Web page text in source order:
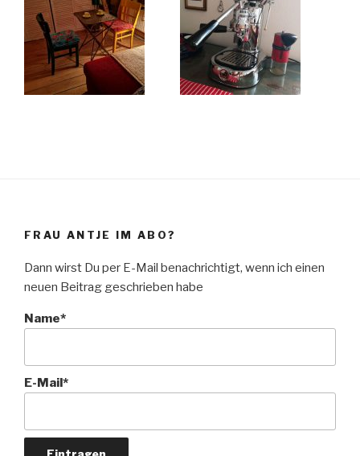
FRAU ANTJE IM ABO?
Dann wirst Du per E-Mail benachrichtigt, wenn ich einen
neuen Beitrag geschrieben habe
Name*
E-Mail*